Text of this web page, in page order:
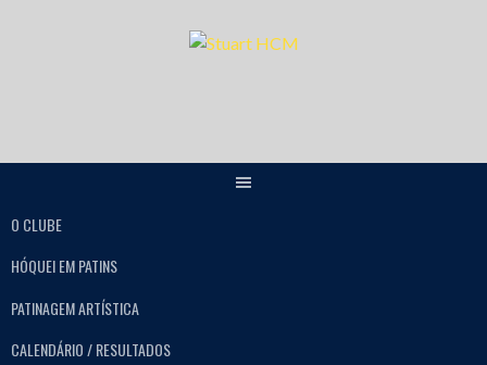
O CLUBE
HÓQUEI EM PATINS
PATINAGEM ARTÍSTICA
CALENDÁRIO / RESULTADOS